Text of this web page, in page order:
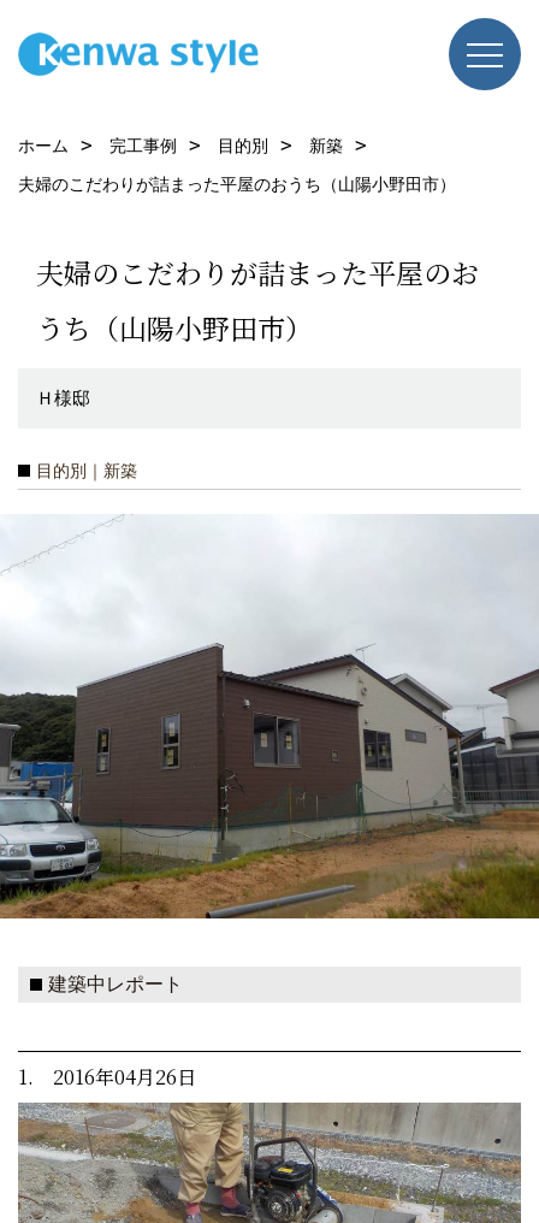
ホーム 完工事例 目的別
新築
夫婦のこだわりが詰まった平屋のおうち（山陽小野田市）
夫婦のこだわりが詰まった平屋のお
うち（山陽小野田市）
Ｈ様邸
目的別｜新築
建築中レポート
1. 2016年04月26日